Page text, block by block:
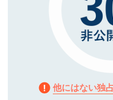
他にはない独